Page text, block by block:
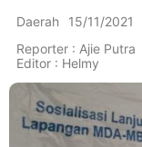
Daerah 15/11/2021
Reporter : Ajie Putra
Editor : Helmy